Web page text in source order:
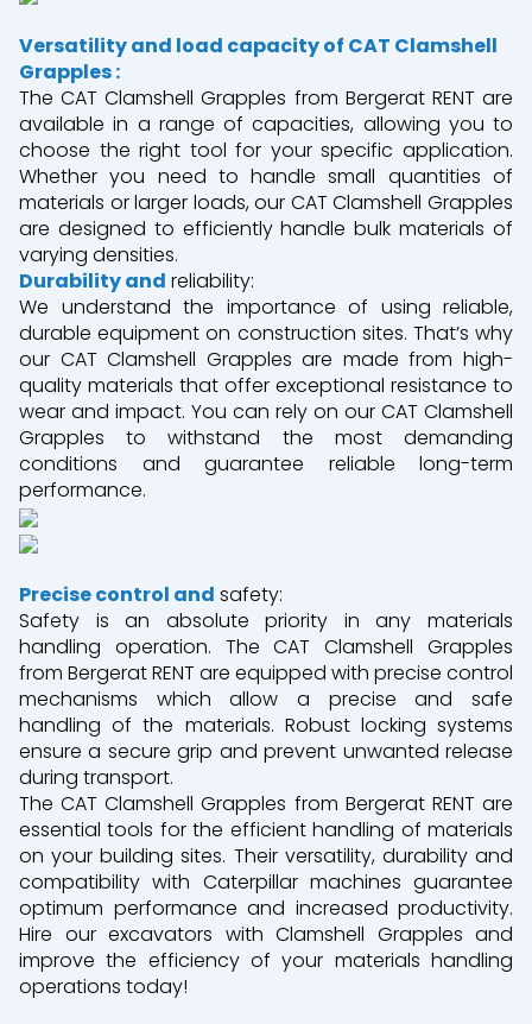
Versatility and load capacity of CAT Clamshell
Grapples :
The CAT Clamshell Grapples from Bergerat RENT are
available in a range of capacities, allowing you to
choose the right tool for your specific application.
Whether you need to handle small quantities of
materials or larger loads, our CAT Clamshell Grapples
are designed to efficiently handle bulk materials of
varying densities.
Durability and reliability:
We understand the importance of using reliable,
durable equipment on construction sites. That’s why
our CAT Clamshell Grapples are made from high-
quality materials that offer exceptional resistance to
wear and impact. You can rely on our CAT Clamshell
Grapples to withstand the most demanding
conditions and guarantee reliable long-term
performance.
Precise control and safety:
Safety is an absolute priority in any materials
handling operation. The CAT Clamshell Grapples
from Bergerat RENT are equipped with precise control
mechanisms which allow a precise and safe
handling of the materials. Robust locking systems
ensure a secure grip and prevent unwanted release
during transport.
The CAT Clamshell Grapples from Bergerat RENT are
essential tools for the efficient handling of materials
on your building sites. Their versatility, durability and
compatibility with Caterpillar machines guarantee
optimum performance and increased productivity.
Hire our excavators with Clamshell Grapples and
improve the efficiency of your materials handling
operations today!